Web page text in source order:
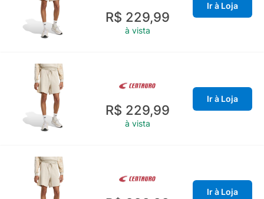
R$ 229,99
à vista
Ir à Loja
R$ 229,99
à vista
Ir à Loja
Ir à Loja